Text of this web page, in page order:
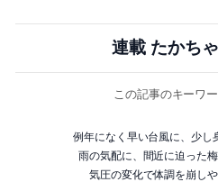
連載 たかち
この記事のキーワ
例年になく早い台風に、少し
雨の気配に、間近に迫った
気圧の変化で体調を崩しや